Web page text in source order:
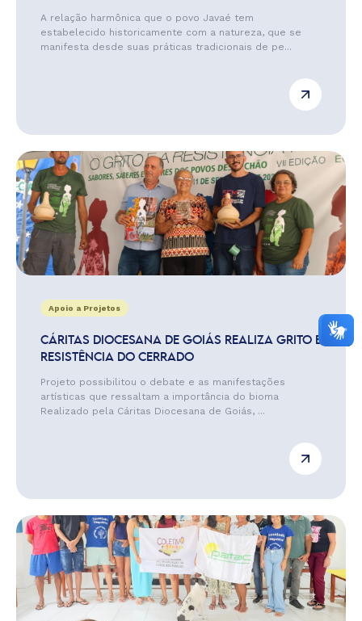
A relação harmônica que o povo Javaé tem
estabelecido historicamente com a natureza, que se
manifesta desde suas práticas tradicionais de pe...
Apoio a Projetos
CÁRITAS DIOCESANA DE GOIÁS REALIZA GRITO E
RESISTÊNCIA DO CERRADO
Projeto possibilitou o debate e as manifestações
artísticas que ressaltam a importância do bioma
Realizado pela Cáritas Diocesana de Goiás, ...